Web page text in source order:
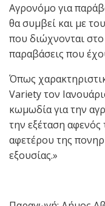
Αγρονόμο για
θα συμβεί και με
που διώχνονται στο
παραβάσεις που
Όπως
Variety τον
κωμωδία για την
την εξέταση
αφετέρου της
εξουσίας.»